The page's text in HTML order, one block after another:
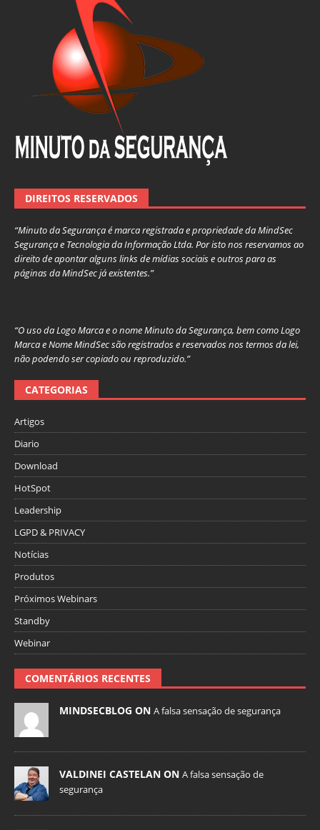
DIREITOS RESERVADOS
“Minuto da Segurança é marca registrada e propriedade da MindSec
Segurança e Tecnologia da Informação Ltda. Por isto nos reservamos ao
direito de apontar alguns links de mídias sociais e outros para as
páginas da MindSec já existentes.”
“O uso da Logo Marca e o nome Minuto da Segurança, bem como Logo
Marca e Nome MindSec são registrados e reservados nos termos da lei,
não podendo ser copiado ou reproduzido.”
CATEGORIAS
Artigos
Diario
Download
HotSpot
Leadership
LGPD & PRIVACY
Notícias
Produtos
Próximos Webinars
Standby
Webinar
COMENTÁRIOS RECENTES
MINDSECBLOG ON A falsa sensação de segurança
VALDINEI CASTELAN ON A falsa sensação de
segurança